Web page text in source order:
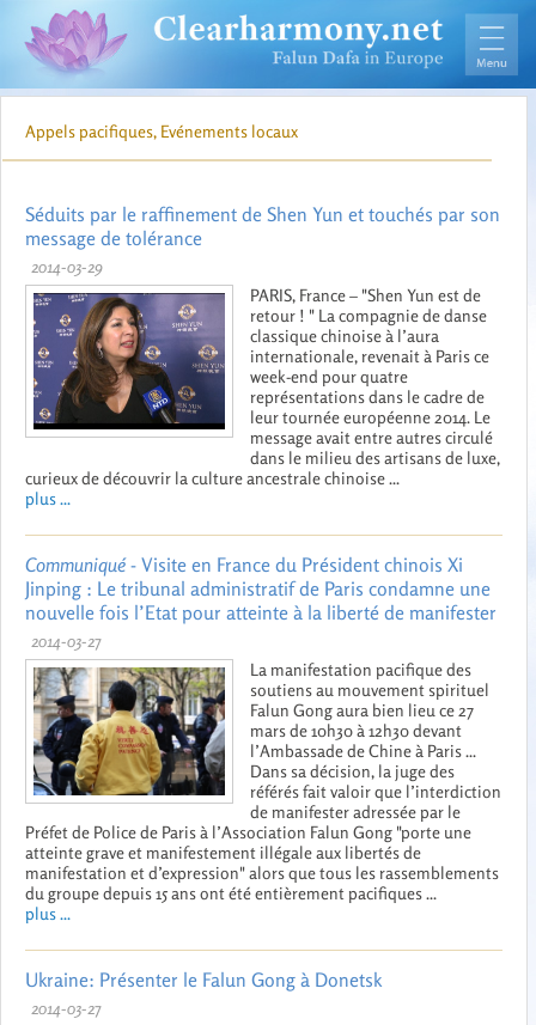
Appels pacifiques, Evénements locaux
Séduits par le raffinement de Shen Yun et touchés par son
message de tolérance
2014-03-29
PARIS, France – "Shen Yun est de
retour ! " La compagnie de danse
classique chinoise à l’aura
internationale, revenait à Paris ce
week-end pour quatre
représentations dans le cadre de
leur tournée européenne 2014. Le
message avait entre autres circulé
dans le milieu des artisans de luxe,
curieux de découvrir la culture ancestrale chinoise ...
plus ...
Communiqué- Visite en France du Président chinois Xi
Jinping : Le tribunal administratif de Paris condamne une
nouvelle fois l’Etat pour atteinte à la liberté de manifester
2014-03-27
La manifestation pacifique des
soutiens au mouvement spirituel
Falun Gong aura bien lieu ce 27
mars de 10h30 à 12h30 devant
l’Ambassade de Chine à Paris ...
Dans sa décision, la juge des
référés fait valoir que l’interdiction
de manifester adressée par le
Préfet de Police de Paris à l’Association Falun Gong "porte une
atteinte grave et manifestement illégale aux libertés de
manifestation et d’expression" alors que tous les rassemblements
du groupe depuis 15 ans ont été entièrement pacifiques ...
plus ...
Ukraine: Présenter le Falun Gong à Donetsk
2014-03-27